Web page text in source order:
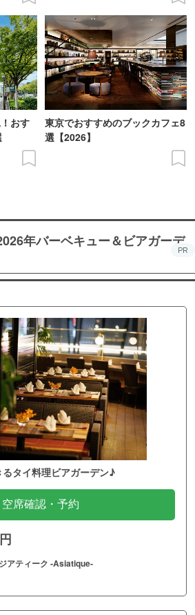
おす
東京でおすすめのブックカフェ8
選【2026】
年バーベキュー＆ビアガーデ
PR
タイ料理ビアガーデン♪
空席確認・予約
アティーク ‐Asiatique‐